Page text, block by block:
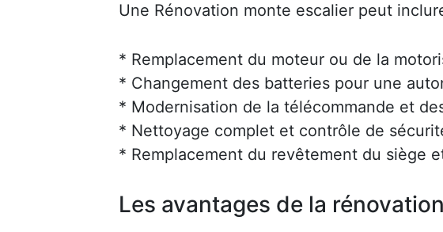
Une Rénovation monte escalier peut
* Remplacement du moteur ou de la
* Changement des batteries pour une
* Modernisation de la télécommande et
* Nettoyage complet et contrôle de
* Remplacement du revêtement du siège
Les avantages de la rénovation